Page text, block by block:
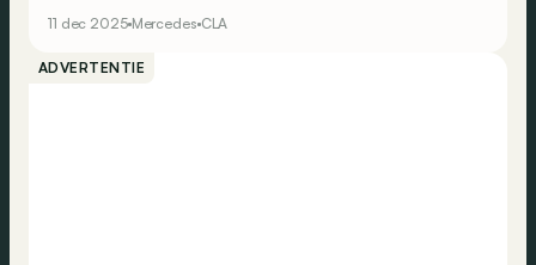
11 dec 2025 Mercedes CLA
ADVERTENTIE